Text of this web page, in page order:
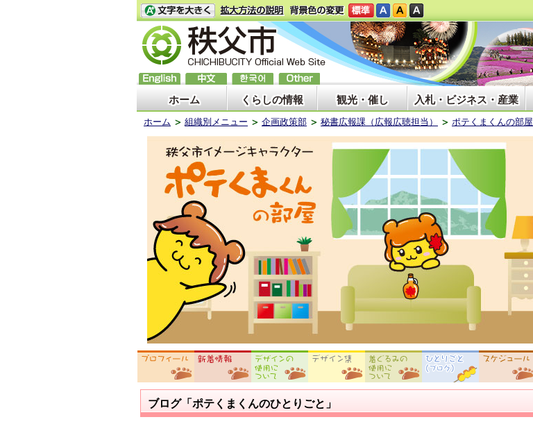
ホーム くらしの情報 観光・催し 入札・ビジネス・産業
ホーム 組織別メニュー 企画政策部 秘書広報課（広報広聴担当） ポテくまくんの部屋
ブログ「ポテくまくんのひとりごと」